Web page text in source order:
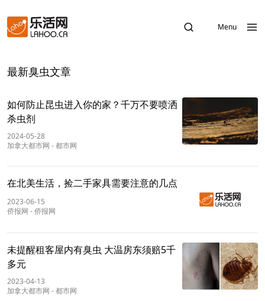
Menu
最新臭虫文章
如何防止昆虫进入你的家？千万不要喷洒
杀虫剂
2024-05-28
加拿大都市网 -都市网
在北美生活，捡二手家具需要注意的几点
2023-06-15
侨报网 -侨报网
未提醒租客屋内有臭虫 大温房东须赔5千
多元
2023-04-13
加拿大都市网 -都市网